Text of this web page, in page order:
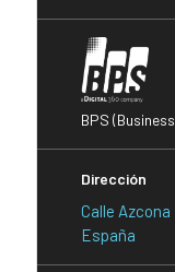
BPS
Dirección
Calle Azcona
España